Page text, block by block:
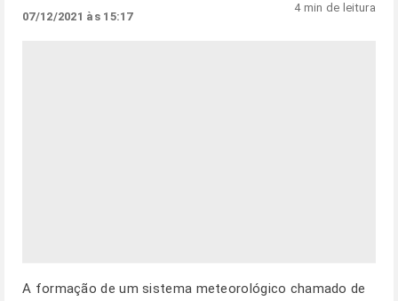
07/12/2021 às 15:17
4 min de leitura
A formação de um sistema meteorológico chamado de